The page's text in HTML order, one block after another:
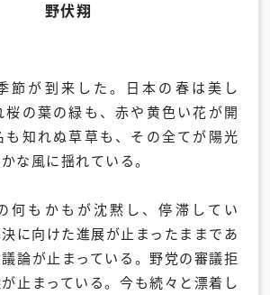
野伏翔
節が到来した。日本の春は美し
桜の葉の緑も、赤や黄色い花が開
も知れぬ草草も、その全てが陽光
な風に揺れている。
何もかもが沈黙し、停滞してい
に向けた進展が止まったままであ
論が止まっている。野党の審議拒
止まっている。今も続々と漂着し